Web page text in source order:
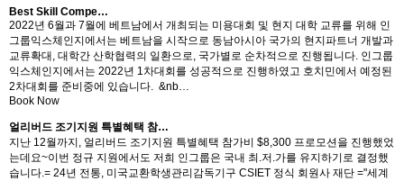
Best Skill Compe…
2022년 6월과 7월에 베트남에서 개최되는 미용대회 및 현지 대학 교류를 위해 인
그룹익스체인지에서는 베트남을 시작으로 동남아시아 국가의 현지파트너 개발과
교류확대, 대학간 산학협력의 일환으로, 국가별로 순차적으로 진행됩니다. 인그룹
익스체인지에서는 2022년 1차대회를 성공적으로 진행하였고 호치민에서 예정된
2차대회를 준비중에 있습니다. &nb…
Book Now
얼리버드 조기지원 특별혜택 참…
지난 12월까지, 얼리버드 조기지원 특별혜택 참가비 $8,300 프로모션을 진행했었
는데요~이번 정규 지원에서도 저희 인그룹은 국내 최.저.가를 유지하기로 결정했
습니다.​= ​24년 전통, 미국교환학생관리감독기구 CSIET 정식 회원사 재단 ="세계